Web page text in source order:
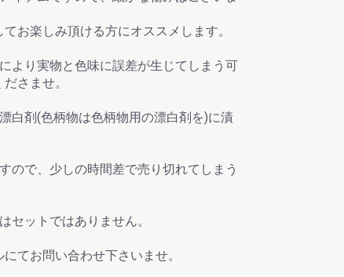
お楽しみ頂ける方にオススメします。
より実物と色味に誤差が生じてしまう可
さませ。
白剤(色柄物は色柄物用の漂白剤を)に漬
ので、少しの時間差で売り切れてしまう
セットではありません。
てお問い合わせ下さいませ。